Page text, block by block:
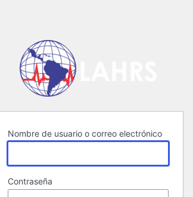
Nombre de usuario o correo electrónico
Contraseña